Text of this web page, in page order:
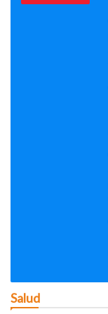
Salud